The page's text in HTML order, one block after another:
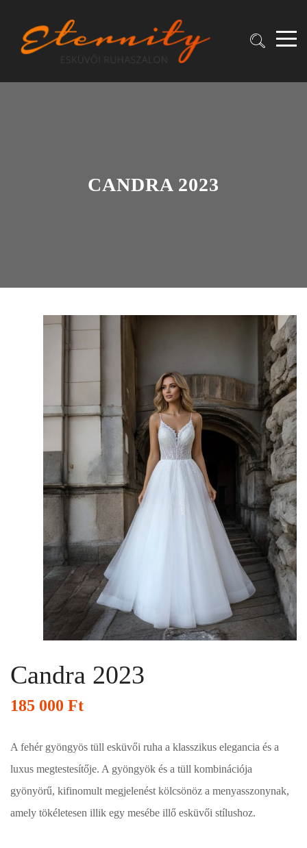
CANDRA 2023
Candra 2023
185 000 Ft
A fehér gyöngyös tüll esküvői ruha a klasszikus elegancia és a
luxus megtestesítője. A gyöngyök és a tüll kombinációja
gyönyörű, kifinomult megjelenést kölcsönöz a menyasszonynak,
amely tökéletesen illik egy mesébe illő esküvői stílushoz.